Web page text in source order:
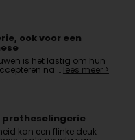
ook voor een
is het lastig om hun
na … lees meer >
kan een flinke deuk